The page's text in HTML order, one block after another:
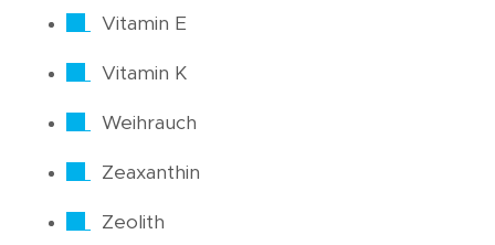
Vitamin E
Vitamin K
Weihrauch
Zeaxanthin
Zeolith